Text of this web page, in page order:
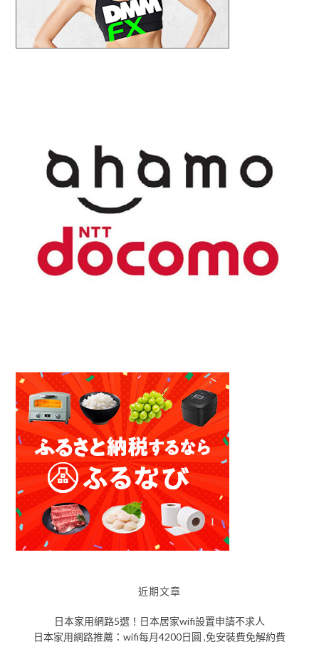
近期文章
日本家用網路5選！日本居家wifi設置申請不求人
日本家用網路推薦：wifi每月4200日圓 ,免安裝費免解約費